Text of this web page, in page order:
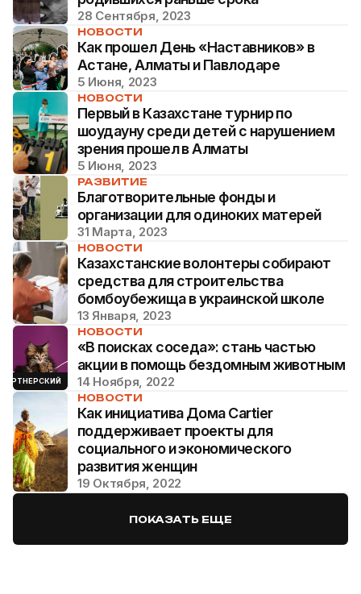
28 Сентября, 2023
НОВОСТИ
Как прошел День «Наставников» в
Астане, Алматы и Павлодаре
5 Июня, 2023
НОВОСТИ
Первый в Казахстане турнир по
шоудауну среди детей с нарушением
зрения прошел в Алматы
5 Июня, 2023
РАЗВИТИЕ
Благотворительные фонды и
организации для одиноких матерей
31 Марта, 2023
НОВОСТИ
Казахстанские волонтеры собирают
средства для строительства
бомбоубежища в украинской школе
13 Января, 2023
ПАРТНЕРСКИЙ
НОВОСТИ
«В поисках соседа»: стань частью
акции в помощь бездомным животным
14 Ноября, 2022
НОВОСТИ
Как инициатива Дома Cartier
поддерживает проекты для
социального и экономического
развития женщин
19 Октября, 2022
ПОКАЗАТЬ ЕЩЕ